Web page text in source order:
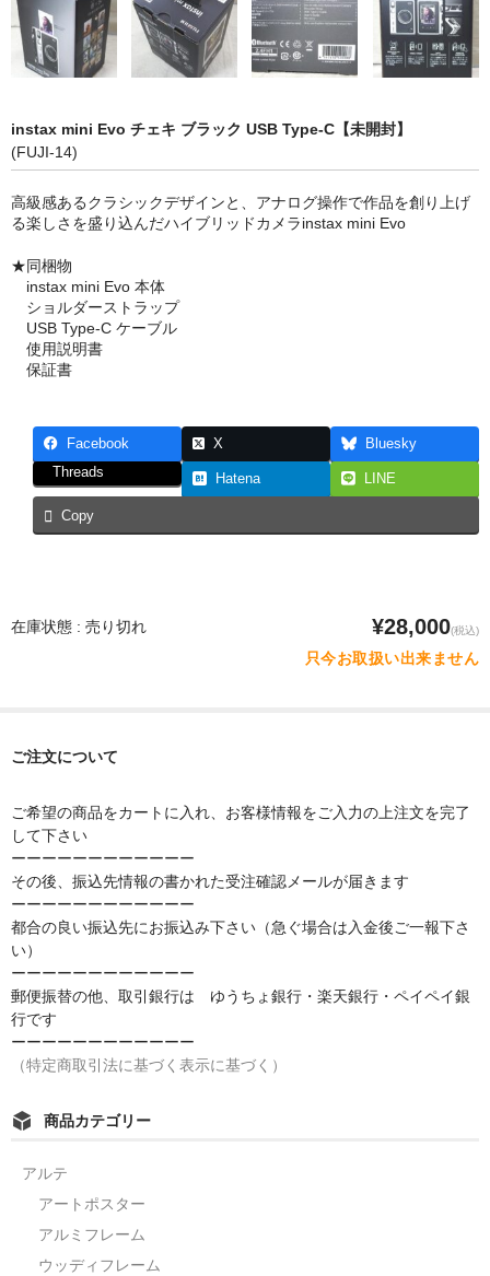
富士フィルム
アルテ
アルミフレーム
ウッディフレーム
秋月貿易
インテリア
今月の特価品
アートレンタル
終活準備のお手伝い
instax mini Evo チェキ ブラック USB Type-C【未開封】
(FUJI-14)
高級感あるクラシックデザインと、アナログ操作で作品を創り上げ
る楽しさを盛り込んだハイブリッドカメラinstax mini Evo
★同梱物
instax mini Evo 本体
ショルダーストラップ
USB Type-C ケーブル
使用説明書
保証書
Facebook X
Bluesky
Threads
Hatena LINE
Copy
在庫状態 : 売り切れ ¥28,000(税込)
只今お取扱い出来ません
ご注文について
ご希望の商品をカートに入れ、お客様情報をご入力の上注文を完了
して下さい
ーーーーーーーーーーーー
その後、振込先情報の書かれた受注確認メールが届きます
ーーーーーーーーーーーー
都合の良い振込先にお振込み下さい（急ぐ場合は入金後ご一報下さ
い）
ーーーーーーーーーーーー
郵便振替の他、取引銀行は ゆうちょ銀行・楽天銀行・ペイペイ銀
行です
ーーーーーーーーーーーー
（特定商取引法に基づく表示に基づく）
商品カテゴリー
アルテ
アートポスター
アルミフレーム
ウッディフレーム